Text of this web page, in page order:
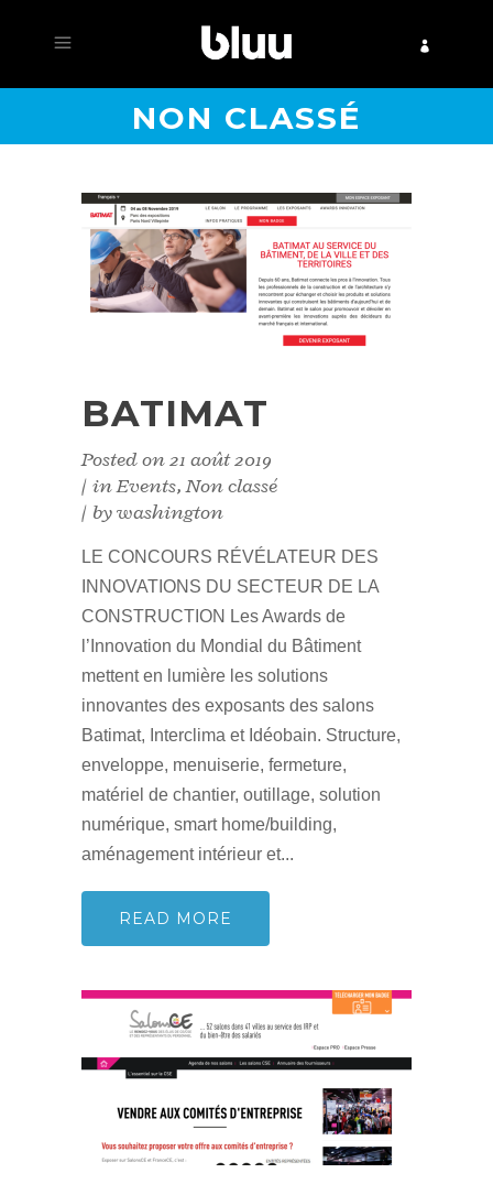
NON CLASSÉ
BATIMAT
Posted on21 août 2019
inEvents,Non classé
bywashington
LE CONCOURS RÉVÉLATEUR DES
INNOVATIONS DU SECTEUR DE LA
CONSTRUCTION Les Awards de
l’Innovation du Mondial du Bâtiment
mettent en lumière les solutions
innovantes des exposants des salons
Batimat, Interclima et Idéobain. Structure,
enveloppe, menuiserie, fermeture,
matériel de chantier, outillage, solution
numérique, smart home/building,
aménagement intérieur et...
READ MORE